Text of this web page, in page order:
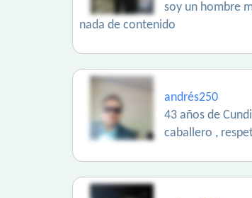
soy un hombre
nada de contenido
andrés250
43 años de
caballero ,